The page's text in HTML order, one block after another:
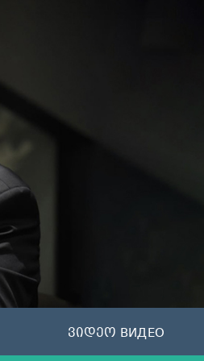
ვიდეო ВИДЕО